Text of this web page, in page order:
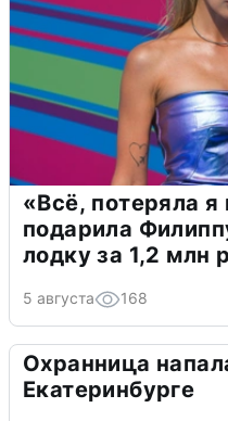
«Всё, потеряла
подарила
лодку за 1,2 млн
5 августа 168
Охранница
Екатеринбурге